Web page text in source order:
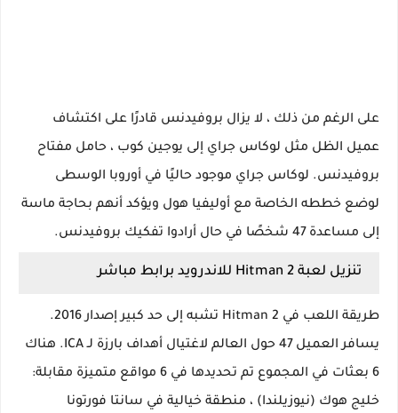
على الرغم من ذلك ، لا يزال بروفيدنس قادرًا على اكتشاف
عميل الظل مثل لوكاس جراي إلى يوجين كوب ، حامل مفتاح
بروفيدنس. لوكاس جراي موجود حاليًا في أوروبا الوسطى
لوضع خططه الخاصة مع أوليفيا هول ويؤكد أنهم بحاجة ماسة
إلى مساعدة 47 شخصًا في حال أرادوا تفكيك بروفيدنس.
تنزيل لعبة Hitman 2 للاندرويد برابط مباشر
طريقة اللعب في Hitman 2 تشبه إلى حد كبير إصدار 2016.
يسافر العميل 47 حول العالم لاغتيال أهداف بارزة لـ ICA. هناك
6 بعثات في المجموع تم تحديدها في 6 مواقع متميزة مقابلة:
خليج هوك (نيوزيلندا) ، منطقة خيالية في سانتا فورتونا